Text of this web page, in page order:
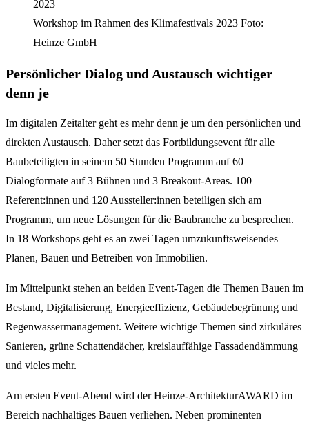
Workshop im Rahmen des Klimafestivals 2023 Foto:
Heinze GmbH
Persönlicher Dialog und Austausch wichtiger
denn je
Im digitalen Zeitalter geht es mehr denn je um den persönlichen und
direkten Austausch. Daher setzt das Fortbildungsevent für alle
Baubeteiligten in seinem 50 Stunden Programm auf 60
Dialogformate auf 3 Bühnen und 3 Breakout-Areas. 100
Referent:innen und 120 Aussteller:innen beteiligen sich am
Programm, um neue Lösungen für die Baubranche zu besprechen.
In 18 Workshops geht es an zwei Tagen umzukunftsweisendes
Planen, Bauen und Betreiben von Immobilien.
Im Mittelpunkt stehen an beiden Event-Tagen die Themen Bauen im
Bestand, Digitalisierung, Energieeffizienz, Gebäudebegrünung und
Regenwassermanagement. Weitere wichtige Themen sind zirkuläres
Sanieren, grüne Schattendächer, kreislauffähige Fassadendämmung
und vieles mehr.
Am ersten Event-Abend wird der Heinze-ArchitekturAWARD im
Bereich nachhaltiges Bauen verliehen. Neben prominenten